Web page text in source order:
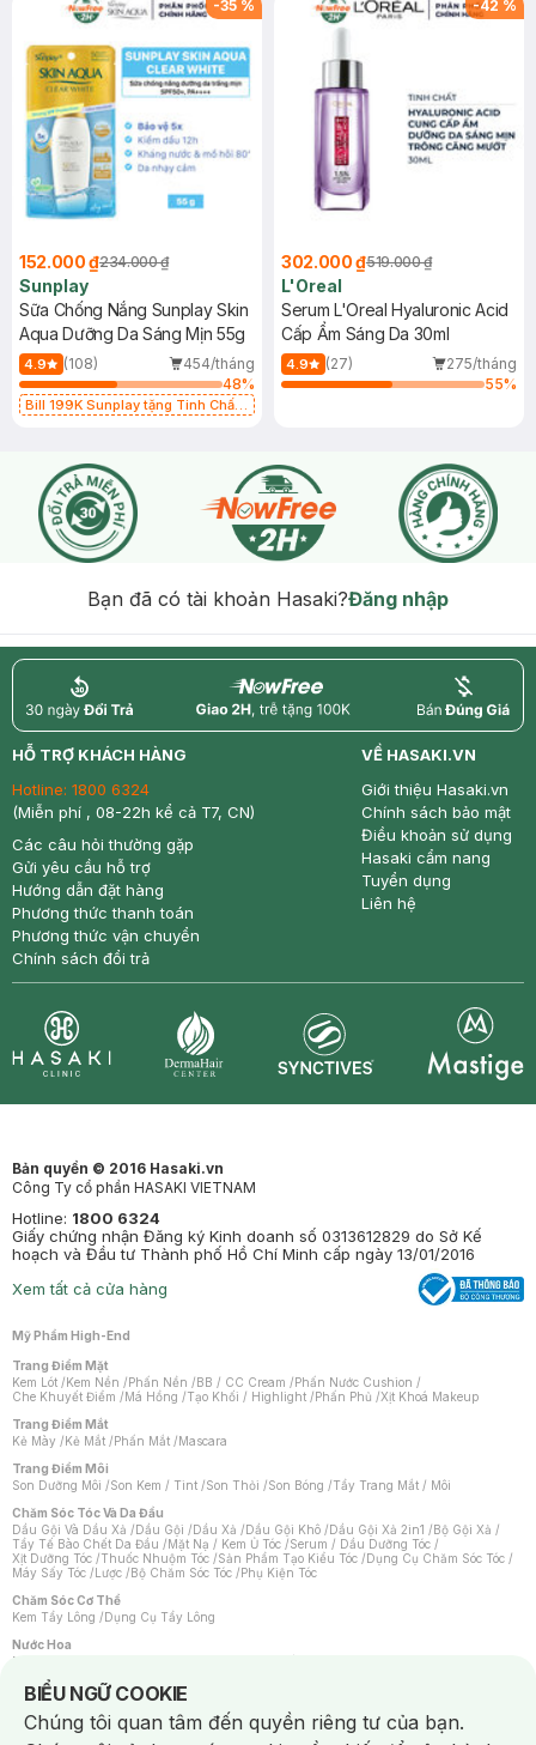
-35 %
152.000 ₫234.000 ₫
Sunplay
Sữa Chống Nắng Sunplay Skin
Aqua Dưỡng Da Sáng Mịn 55g
4.9 (108)
454/tháng
48%
Bill 199K Sunplay tặng Tinh Chất
-42 %
302.000 ₫519.000 ₫
L'Oreal
Serum L'Oreal Hyaluronic Acid
Cấp Ẩm Sáng Da 30ml
4.9 (27)
275/tháng
55%
Bạn đã có tài khoản Hasaki?Đăng nhập
return nowfree price
HỖ TRỢ KHÁCH HÀNG
Hotline: 1800 6324
(Miễn phí , 08-22h kể cả T7, CN)
Các câu hỏi thường gặp
Gửi yêu cầu hỗ trợ
Hướng dẫn đặt hàng
Phương thức thanh toán
Phương thức vận chuyển
Chính sách đổi trả
VỀ HASAKI.VN
Giới thiệu Hasaki.vn
Chính sách bảo mật
Điều khoản sử dụng
Hasaki cẩm nang
Tuyển dụng
Liên hệ
Bản quyền © 2016 Hasaki.vn
Công Ty cổ phần HASAKI VIETNAM
Hotline: 1800 6324
Giấy chứng nhận Đăng ký Kinh doanh số 0313612829 do Sở Kế
hoạch và Đầu tư Thành phố Hồ Chí Minh cấp ngày 13/01/2016
Xem tất cả cửa hàng
Mỹ Phẩm High-End
Trang Điểm Mặt
Kem Lót /Kem Nền /Phấn Nền /BB / CC Cream /Phấn Nước Cushion /
Che Khuyết Điểm /Má Hồng /Tạo Khối / Highlight /Phấn Phủ /Xịt Khoá Makeup
Trang Điểm Mắt
Kẻ Mày /Kẻ Mắt /Phấn Mắt /Mascara
Trang Điểm Môi
Son Dưỡng Môi /Son Kem / Tint /Son Thỏi /Son Bóng /Tẩy Trang Mắt / Môi
Chăm Sóc Tóc Và Da Đầu
Dầu Gội Và Dầu Xả /Dầu Gội /Dầu Xả /Dầu Gội Khô /Dầu Gội Xả 2in1 /Bộ Gội Xả /
Tẩy Tế Bào Chết Da Đầu /Mặt Nạ / Kem Ủ Tóc /Serum / Dầu Dưỡng Tóc /
Xịt Dưỡng Tóc /Thuốc Nhuộm Tóc /Sản Phẩm Tạo Kiểu Tóc /Dụng Cụ Chăm Sóc Tóc /
Máy Sấy Tóc /Lược /Bộ Chăm Sóc Tóc /Phụ Kiện Tóc
Chăm Sóc Cơ Thể
Kem Tẩy Lông /Dụng Cụ Tẩy Lông
Nước Hoa
Nước Hoa Nữ
Chăm Sóc Cá Nhân
Chống Muỗi /Khẩu Trang /Máy Massage/Mặt Nạ Xông Hơi /Nước Rửa Tay/
Sản Phẩm Chăm Sóc Khác /Bàn Chải Đánh Răng /Bàn Chải Điện/
BIỂU NGỮ COOKIE
Notice about cookies usage
Chúng tôi quan tâm đến quyền riêng tư của bạn.